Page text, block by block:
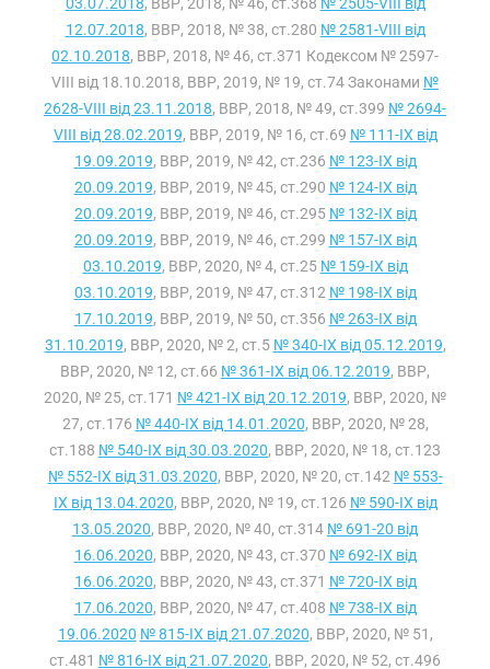
12.07.2018, ВВР, 2018, № 38, ст.280 № 2581-VIII від
02.10.2018, ВВР, 2018, № 46, ст.371 Кодексом № 2597-
VIII від 18.10.2018, ВВР, 2019, № 19, ст.74 Законами №
2628-VIII від 23.11.2018, ВВР, 2018, № 49, ст.399 № 2694-
VIII від 28.02.2019, ВВР, 2019, № 16, ст.69 № 111-IX від
19.09.2019, ВВР, 2019, № 42, ст.236 № 123-IX від
20.09.2019, ВВР, 2019, № 45, ст.290 № 124-IX від
20.09.2019, ВВР, 2019, № 46, ст.295 № 132-IX від
20.09.2019, ВВР, 2019, № 46, ст.299 № 157-IX від
03.10.2019, ВВР, 2020, № 4, ст.25 № 159-IX від
03.10.2019, ВВР, 2019, № 47, ст.312 № 198-IX від
17.10.2019, ВВР, 2019, № 50, ст.356 № 263-IX від
31.10.2019, ВВР, 2020, № 2, ст.5 № 340-IX від 05.12.2019,
ВВР, 2020, № 12, ст.66 № 361-IX від 06.12.2019, ВВР,
2020, № 25, ст.171 № 421-IX від 20.12.2019, ВВР, 2020, №
27, ст.176 № 440-IX від 14.01.2020, ВВР, 2020, № 28,
ст.188 № 540-IX від 30.03.2020, ВВР, 2020, № 18, ст.123
№ 552-IX від 31.03.2020, ВВР, 2020, № 20, ст.142 № 553-
IX від 13.04.2020, ВВР, 2020, № 19, ст.126 № 590-IX від
13.05.2020, ВВР, 2020, № 40, ст.314 № 691-20 від
16.06.2020, ВВР, 2020, № 43, ст.370 № 692-IX від
16.06.2020, ВВР, 2020, № 43, ст.371 № 720-IX від
17.06.2020, ВВР, 2020, № 47, ст.408 № 738-IX від
19.06.2020 № 815-IX від 21.07.2020, ВВР, 2020, № 51,
ст.481 № 816-IX від 21.07.2020, ВВР, 2020, № 52, ст.496